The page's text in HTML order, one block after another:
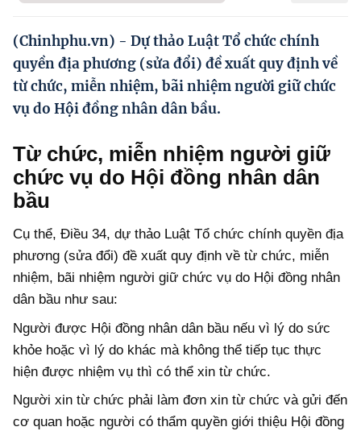
Phát triển kinh tế tư nhân và doanh nghiệp dân tộc
Ocop và chuỗi giá trị Nông sản
Doanh nghiệp dân tộc
Khác
Photo
(Chinhphu.vn) - Dự thảo Luật Tổ chức chính
quyền địa phương (sửa đổi) đề xuất quy định về
từ chức, miễn nhiệm, bãi nhiệm người giữ chức
vụ do Hội đồng nhân dân bầu.
Từ chức, miễn nhiệm người giữ
chức vụ do Hội đồng nhân dân
bầu
Cụ thể, Điều 34, dự thảo Luật Tổ chức chính quyền địa
phương (sửa đổi) đề xuất quy định về từ chức, miễn
nhiệm, bãi nhiệm người giữ chức vụ do Hội đồng nhân
dân bầu như sau:
Người được Hội đồng nhân dân bầu nếu vì lý do sức
khỏe hoặc vì lý do khác mà không thể tiếp tục thực
hiện được nhiệm vụ thì có thể xin từ chức.
Người xin từ chức phải làm đơn xin từ chức và gửi đến
cơ quan hoặc người có thẩm quyền giới thiệu Hội đồng